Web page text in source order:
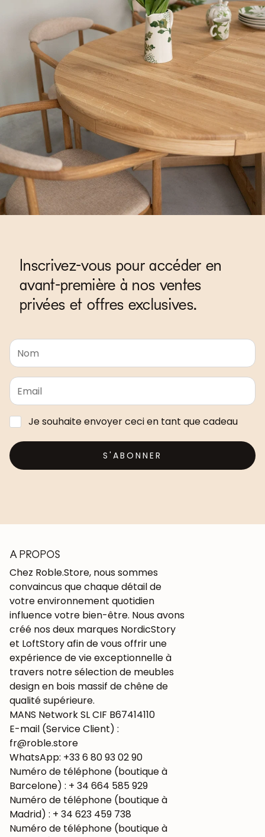
Inscrivez-vous pour accéder en
avant-première à nos ventes
privées et offres exclusives.
Je souhaite envoyer ceci en tant que cadeau
S'ABONNER
A PROPOS
Chez Roble.Store, nous sommes
convaincus que chaque détail de
votre environnement quotidien
influence votre bien-être. Nous avons
créé nos deux marques NordicStory
et LoftStory afin de vous offrir une
expérience de vie exceptionnelle à
travers notre sélection de meubles
design en bois massif de chêne de
qualité supérieure.
MANS Network SL CIF B67414110
E-mail (Service Client) :
fr@roble.store
WhatsApp: +33 6 80 93 02 90
Numéro de téléphone (boutique à
Barcelone) : + 34 664 585 929
Numéro de téléphone (boutique à
Madrid) : + 34 623 459 738
Numéro de téléphone (boutique à